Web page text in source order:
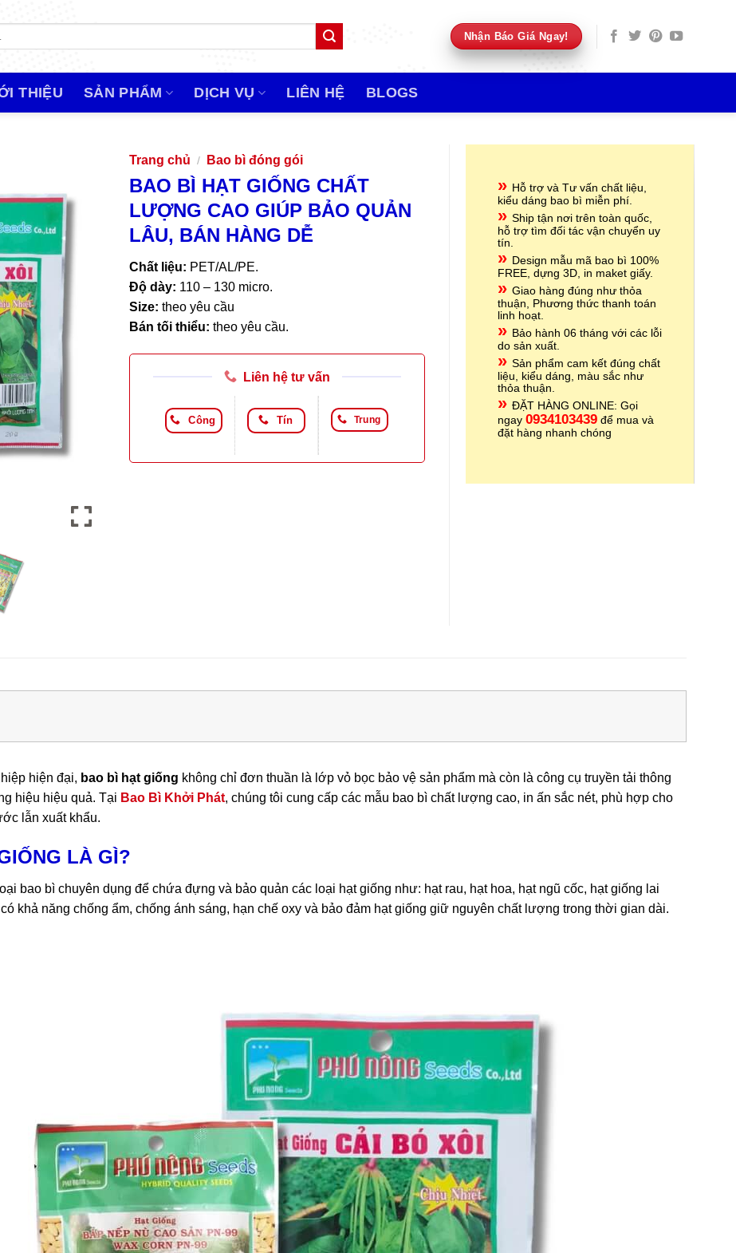
Nhận Báo Giá Ngay!
THIỆU SẢN PHẨM DỊCH VỤ LIÊN HỆ BLOGS
Trang chủ / Bao bì đóng gói
BAO BÌ HẠT GIỐNG CHẤT
LƯỢNG CAO GIÚP BẢO QUẢN
LÂU, BÁN HÀNG DỄ
Chất liệu: PET/AL/PE.
Độ dày: 110 – 130 micro.
Size: theo yêu cầu
Bán tối thiểu: theo yêu cầu.
Liên hệ tư vấn
Công Tín Trung
» Hỗ trợ và Tư vấn chất liệu,
kiểu dáng bao bì miễn phí.
» Ship tận nơi trên toàn quốc,
hỗ trợ tìm đối tác vận chuyển uy
tín.
» Design mẫu mã bao bì 100%
FREE, dựng 3D, in maket giấy.
» Giao hàng đúng như thỏa
thuận, Phương thức thanh toán
linh hoạt.
» Bảo hành 06 tháng với các lỗi
do sản xuất.
» Sản phẩm cam kết đúng chất
liệu, kiểu dáng, màu sắc như
thỏa thuận.
» ĐẶT HÀNG ONLINE: Gọi
ngay 0934103439để mua và
đặt hàng nhanh chóng
hiện đại, bao bì hạt giống không chỉ đơn thuần là lớp vỏ bọc bảo vệ sản phẩm mà còn là công cụ truyền tải thông
hiệu hiệu quả. Tại Bao Bì Khởi Phát, chúng tôi cung cấp các mẫu bao bì chất lượng cao, in ấn sắc nét, phù hợp cho
lẫn xuất khẩu.
LÀ GÌ?
bao bì chuyên dụng để chứa đựng và bảo quản các loại hạt giống như: hạt rau, hạt hoa, hạt ngũ cốc, hạt giống lai
khả năng chống ẩm, chống ánh sáng, hạn chế oxy và bảo đảm hạt giống giữ nguyên chất lượng trong thời gian dài.